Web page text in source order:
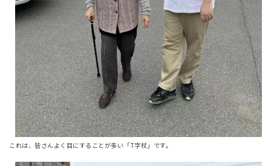
これは、皆さんよく目にすることが多い「T字杖」です。